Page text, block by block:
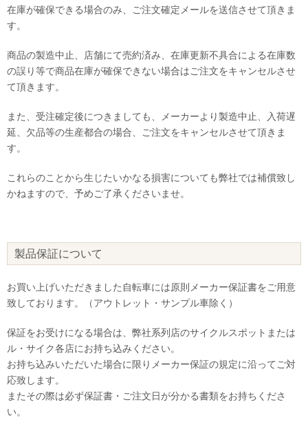
在庫が確保できる場合のみ、ご注文確定メールを送信させて頂きま
す。
商品の製造中止、店舗にて売約済み、在庫更新不具合による在庫数
の誤り等で商品在庫が確保できない場合はご注文をキャンセルさせ
て頂きます。
また、受注確定後につきましても、メーカーより製造中止、入荷遅
延、欠品等の生産都合の場合、ご注文をキャンセルさせて頂きま
す。
これらのことから生じたいかなる損害についても弊社では補償致し
かねますので、予めご了承くださいませ。
製品保証について
お買い上げいただきました自転車には原則メーカー保証書をご用意
致しております。（アウトレット・サンプル車除く）
保証をお受けになる場合は、弊社系列店のサイクルスポットまたは
ル・サイク各店にお持ち込みください。
お持ち込みいただいた場合に限りメーカー保証の規定に沿ってご対
応致します。
またその際は必ず保証書・ご注文日が分かる書類をお持ちくださ
い。